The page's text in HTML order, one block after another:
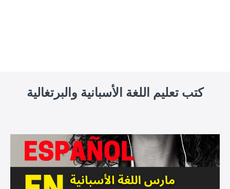
كتب تعليم اللغة الأسبانية والبرتغالية